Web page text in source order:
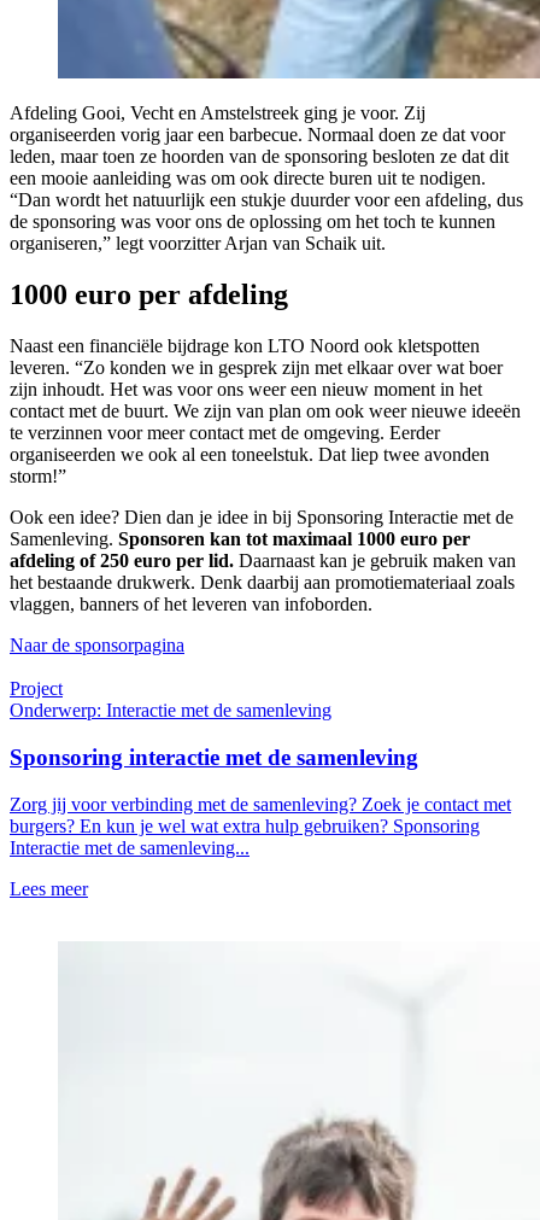
Afdeling Gooi, Vecht en Amstelstreek ging je voor. Zij
organiseerden vorig jaar een barbecue. Normaal doen ze dat voor
leden, maar toen ze hoorden van de sponsoring besloten ze dat dit
een mooie aanleiding was om ook directe buren uit te nodigen.
“Dan wordt het natuurlijk een stukje duurder voor een afdeling, dus
de sponsoring was voor ons de oplossing om het toch te kunnen
organiseren,” legt voorzitter Arjan van Schaik uit.
1000 euro per afdeling
Naast een financiële bijdrage kon LTO Noord ook kletspotten
leveren. “Zo konden we in gesprek zijn met elkaar over wat boer
zijn inhoudt. Het was voor ons weer een nieuw moment in het
contact met de buurt. We zijn van plan om ook weer nieuwe ideeën
te verzinnen voor meer contact met de omgeving. Eerder
organiseerden we ook al een toneelstuk. Dat liep twee avonden
storm!”
Ook een idee? Dien dan je idee in bij Sponsoring Interactie met de
Samenleving. Sponsoren kan tot maximaal 1000 euro per
afdeling of 250 euro per lid. Daarnaast kan je gebruik maken van
het bestaande drukwerk. Denk daarbij aan promotiemateriaal zoals
vlaggen, banners of het leveren van infoborden.
Naar de sponsorpagina
Project
Onderwerp: Interactie met de samenleving
Sponsoring interactie met de samenleving
Zorg jij voor verbinding met de samenleving? Zoek je contact met
burgers? En kun je wel wat extra hulp gebruiken? Sponsoring
Interactie met de samenleving...
Lees meer